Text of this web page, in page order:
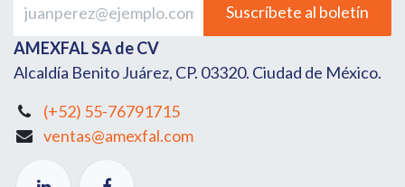
Suscríbete al boletín
AMEXFAL SA de CV
Alcaldía Benito Juárez, CP. 03320. Ciudad de México.
(+52) 55-76791715
ventas@amexfal.com